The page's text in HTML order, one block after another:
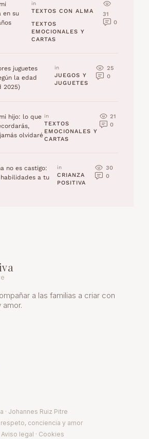
en su
in
TEXTOS CON ALMA
TEXTOS
EMOCIONALES Y
CARTAS
31
0
juguetes
la edad
2025)
in
JUEGOS Y
JUGUETES
25
0
hijo: lo que
olvidaré
in
TEXTOS
EMOCIONALES Y
CARTAS
21
0
no es castigo:
a tu
in
CRIANZA
POSITIVA
30
0
a las familias a criar con
· Johannes Ruiz Pitre
conciencia y amor
Aviso legal · Cookies